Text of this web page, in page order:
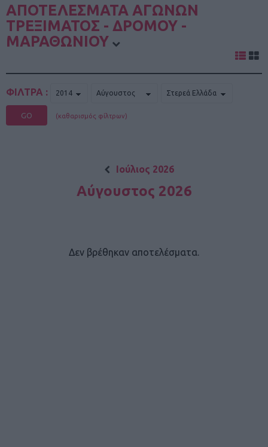
ΑΠΟΤΕΛΕΣΜΑΤΑ ΑΓΩΝΩΝ
ΤΡΕΞΙΜΑΤΟΣ - ΔΡΟΜΟΥ -
ΜΑΡΑΘΩΝΙΟΥ
ΦΙΛΤΡΑ :
GO (καθαρισμός φίλτρων)
Ιούλιος 2026
Αύγουστος 2026
Δεν βρέθηκαν αποτελέσματα.